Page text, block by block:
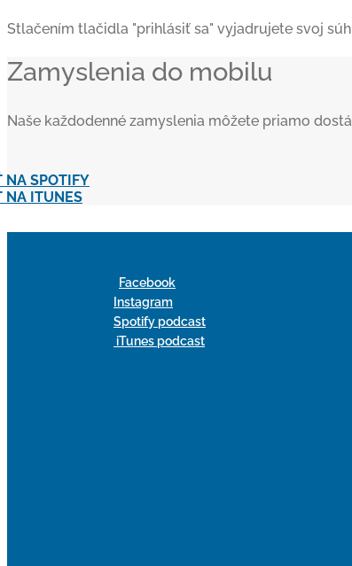
Stlačením tlačidla "prihlásiť sa" vyjadrujete svoj
Zamyslenia do mobilu
Naše každodenné zamyslenia môžete priamo
NA SPOTIFY
NA ITUNES
Facebook
Instagram
Spotify podcast
iTunes podcast